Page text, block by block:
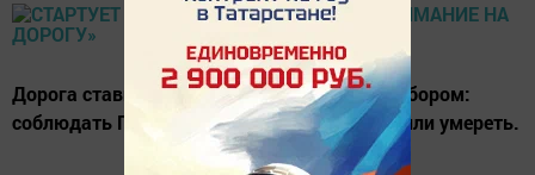
Дорога ставит водителя перед жестким выбором:
соблюдать ПДД, быть людьми на дорогах или умереть.